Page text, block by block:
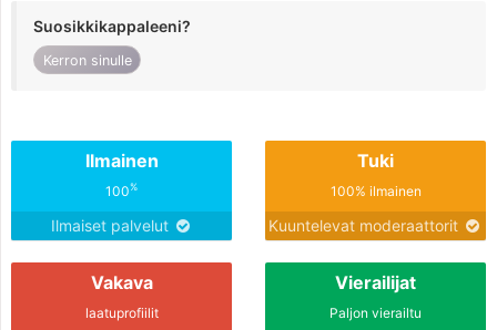
Suosikkikappaleeni?
Kerron sinulle
Ilmainen
100%
Ilmaiset palvelut
Tuki
100% ilmainen
Kuuntelevat moderaattorit
Vakava
laatuprofiilit
Vierailijat
Paljon vierailtu